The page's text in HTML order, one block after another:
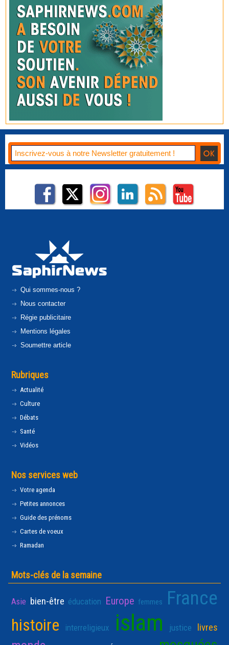
Qui sommes-nous ?
Nous contacter
Régie publicitaire
Mentions légales
Soumettre article
Rubriques
Actualité
Culture
Débats
Santé
Vidéos
Nos services web
Votre agenda
Petites annonces
Guide des prénoms
Cartes de voeux
Ramadan
Mots-clés de la semaine
Asie bien-être éducation Europe femmes France
histoire interreligieux islam justice livres